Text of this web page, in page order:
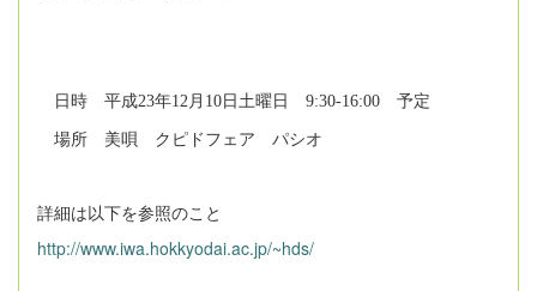
日時 平成23年12月10日土曜日 9:30-16:00 予定
場所 美唄 クピドフェア パシオ
詳細は以下を参照のこと
http://www.iwa.hokkyodai.ac.jp/~hds/